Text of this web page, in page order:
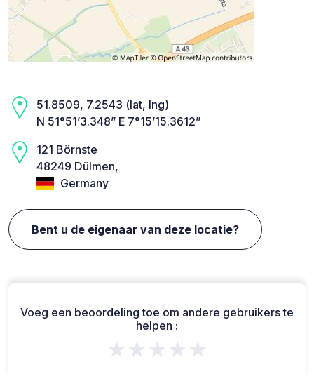
51.8509, 7.2543 (lat, lng)
N 51°51’3.348” E 7°15’15.3612”
121 Börnste
48249 Dülmen,
Germany
Bent u de eigenaar van deze locatie?
Voeg een beoordeling toe om andere gebruikers te
helpen :
★★★★★